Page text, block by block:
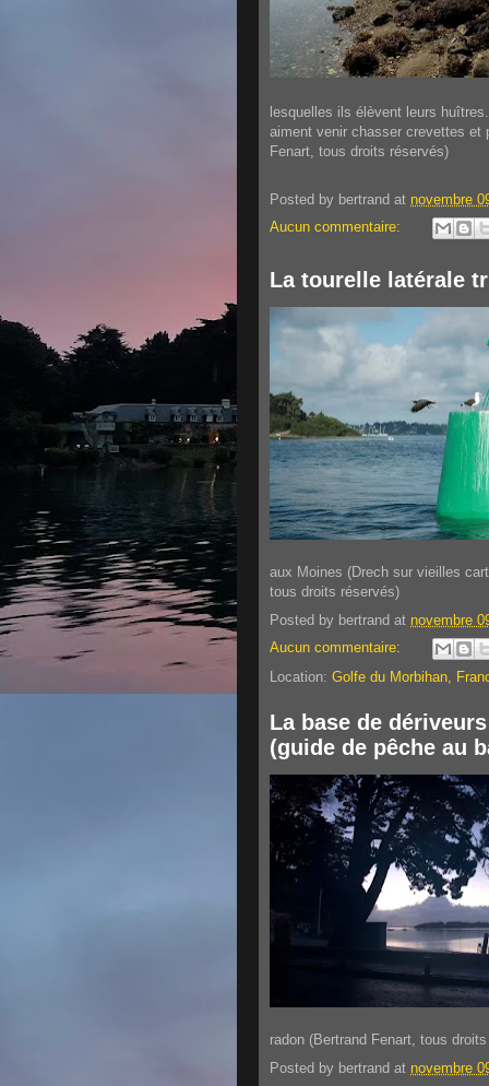
lesquelles ils élèvent leurs
aiment venir chasser crevettes et
Fenart, tous droits réservés)
Posted by bertrand at novembre
Aucun commentaire:
La tourelle latérale
aux Moines (Drech sur vieilles
tous droits réservés)
Posted by bertrand at novembre
Aucun commentaire:
Location: Golfe du Morbihan,
La base de
(guide de pêche au
radon (Bertrand Fenart, tous
Posted by bertrand at novembre